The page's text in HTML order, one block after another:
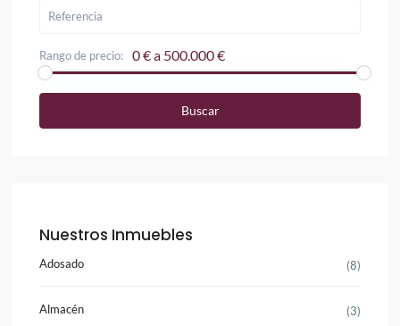
Rango de precio: 0 € a 500.000 €
Buscar
Nuestros Inmuebles
Adosado (8)
Almacén (3)